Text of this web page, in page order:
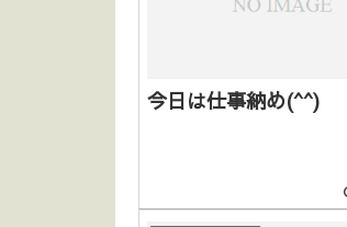
今日は仕事納め(^^)